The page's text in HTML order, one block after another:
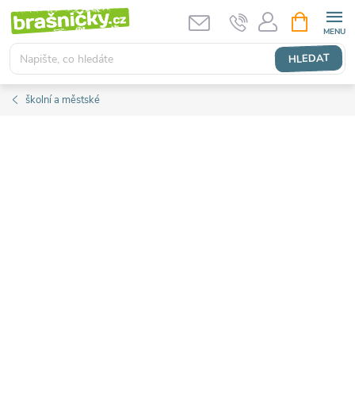
Přejít
obsah
HLEDAT
NÁKUPNÍ
KOŠÍK
školní a městské